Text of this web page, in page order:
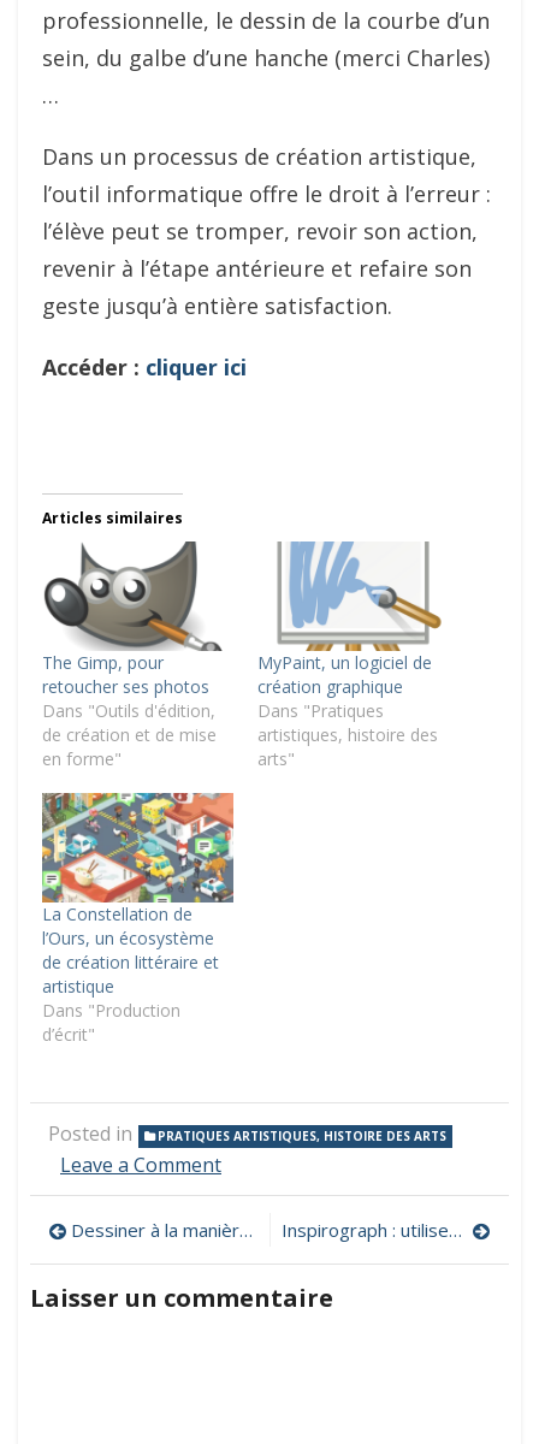
professionnelle, le dessin de la courbe d’un
sein, du galbe d’une hanche (merci Charles)
…
Dans un processus de création artistique,
l’outil informatique offre le droit à l’erreur :
l’élève peut se tromper, revoir son action,
revenir à l’étape antérieure et refaire son
geste jusqu’à entière satisfaction.
Accéder : cliquer ici
Articles similaires
The Gimp, pour
retoucher ses photos
Dans "Outils d'édition,
de création et de mise
en forme"
MyPaint, un logiciel de
création graphique
Dans "Pratiques
artistiques, histoire des
arts"
La Constellation de
l’Ours, un écosystème
de création littéraire et
artistique
Dans "Production
d’écrit"
Posted in PRATIQUES ARTISTIQUES, HISTOIRE DES ARTS
Leave a Commenton
caricature
Navigation
de
l’article
Dessiner à la manière de Joan Miró Inspirograph : utiliser un spirographe numérique
Laisser un commentaire